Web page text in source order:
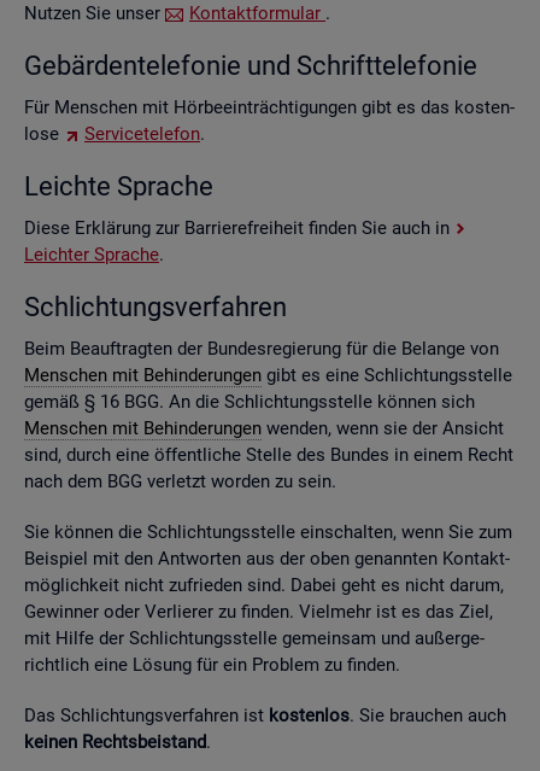
Nut­zen Sie unser Kon­takt­for­mu­lar .
Ge­bär­den­te­le­fo­nie und Schrift­te­le­fo­nie
Für Men­schen mit Hör­be­ein­träch­ti­gun­gen gibt es das kos­ten­
lo­se
Ser­vice­te­le­fon.
Leich­te Spra­che
Diese Er­klä­rung zur Bar­rie­re­frei­heit fin­den Sie auch in
Leich­ter Spra­che.
Schlich­tungs­ver­fah­ren
Beim Be­auf­trag­ten der Bun­des­re­gie­rung für die Be­lan­ge von
Men­schen mit Be­hin­de­run­gen gibt es eine Schlich­tungs­stel­le
gemäß § 16 BGG. An die Schlich­tungs­stel­le kön­nen sich
Men­schen mit Be­hin­de­run­gen wen­den, wenn sie der An­sicht
sind, durch eine öf­fent­li­che Stel­le des Bun­des in einem Recht
nach dem BGG ver­letzt wor­den zu sein.
Sie kön­nen die Schlich­tungs­stel­le ein­schal­ten, wenn Sie zum
Bei­spiel mit den Ant­wor­ten aus der oben ge­nann­ten Kon­takt­
mög­lich­keit nicht zu­frie­den sind. Dabei geht es nicht darum,
Ge­win­ner oder Ver­lie­rer zu fin­den. Viel­mehr ist es das Ziel,
mit Hilfe der Schlich­tungs­stel­le ge­mein­sam und au­ßer­ge­
richt­lich eine Lö­sung für ein Pro­blem zu fin­den.
Das Schlich­tungs­ver­fah­ren ist kos­ten­los. Sie brau­chen auch
kei­nen Rechts­bei­stand.